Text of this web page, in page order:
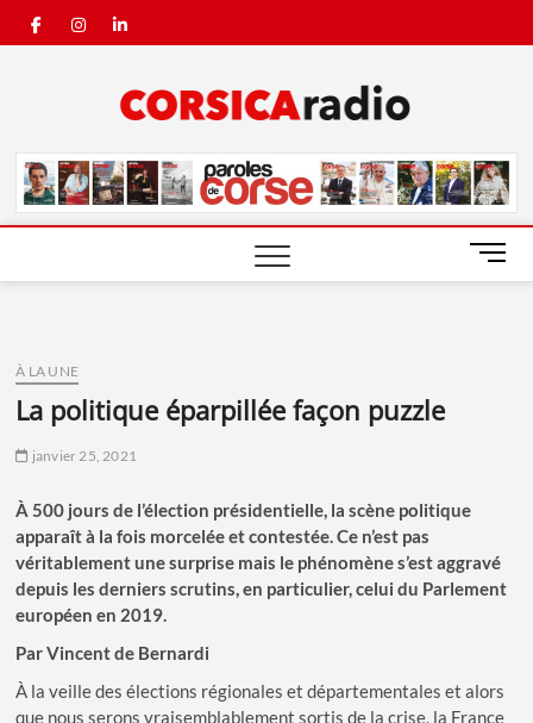
facebookinstagram
linkedin
Radio
M
e
À LA UNE
la politique éparpillée façon puzzle
janvier 25, 2021
À 500 jours de l’élection présidentielle, la scène politique
apparaît à la fois morcelée et contestée. Ce n’est pas
véritablement une surprise mais le phénomène s’est aggravé
depuis les derniers scrutins, en particulier, celui du Parlement
européen en 2019.
Par Vincent de Bernardi
À la veille des élections régionales et départementales et alors
que nous serons vraisemblablement sortis de la crise, la France